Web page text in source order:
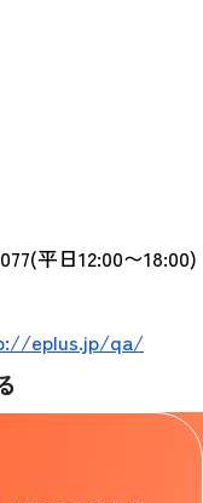
平日12:00〜18:00)
eplus.jp/qa/